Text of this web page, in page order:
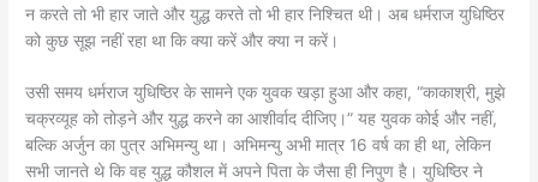
न करते तो भी हार जाते और युद्ध करते तो भी हार निश्चित थी। अब धर्मराज युधिष्ठिर
को कुछ सूझ नहीं रहा था कि क्या करें और क्या न करें।
उसी समय धर्मराज युधिष्ठिर के सामने एक युवक खड़ा हुआ और कहा, “काकाश्री, मुझे
चक्रव्यूह को तोड़ने और युद्ध करने का आशीर्वाद दीजिए।” यह युवक कोई और नहीं,
बल्कि अर्जुन का पुत्र अभिमन्यु था। अभिमन्यु अभी मात्र 16 वर्ष का ही था, लेकिन
सभी जानते थे कि वह युद्ध कौशल में अपने पिता के जैसा ही निपुण है। युधिष्ठिर ने